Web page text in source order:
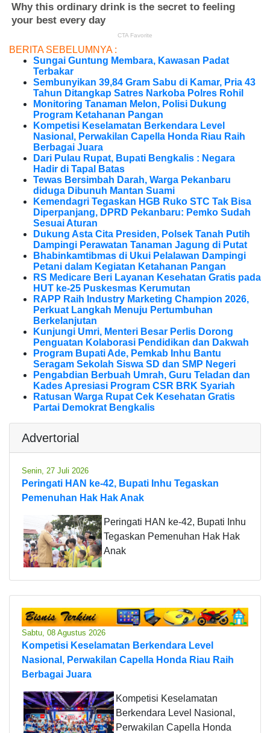
BERITA SEBELUMNYA :
Sungai Guntung Membara, Kawasan Padat
Terbakar
Sembunyikan 39,84 Gram Sabu di Kamar, Pria 43
Tahun Ditangkap Satres Narkoba Polres Rohil
Monitoring Tanaman Melon, Polisi Dukung
Program Ketahanan Pangan
Kompetisi Keselamatan Berkendara Level
Nasional, Perwakilan Capella Honda Riau Raih
Berbagai Juara
Dari Pulau Rupat, Bupati Bengkalis : Negara
Hadir di Tapal Batas
Tewas Bersimbah Darah, Warga Pekanbaru
diduga Dibunuh Mantan Suami
Kemendagri Tegaskan HGB Ruko STC Tak Bisa
Diperpanjang, DPRD Pekanbaru: Pemko Sudah
Sesuai Aturan
Dukung Asta Cita Presiden, Polsek Tanah Putih
Dampingi Perawatan Tanaman Jagung di Putat
Bhabinkamtibmas di Ukui Pelalawan Dampingi
Petani dalam Kegiatan Ketahanan Pangan
RS Medicare Beri Layanan Kesehatan Gratis pada
HUT ke-25 Puskesmas Kerumutan
RAPP Raih Industry Marketing Champion 2026,
Perkuat Langkah Menuju Pertumbuhan
Berkelanjutan
Kunjungi Umri, Menteri Besar Perlis Dorong
Penguatan Kolaborasi Pendidikan dan Dakwah
Program Bupati Ade, Pemkab Inhu Bantu
Seragam Sekolah Siswa SD dan SMP Negeri
Pengabdian Berbuah Umrah, Guru Teladan dan
Kades Apresiasi Program CSR BRK Syariah
Ratusan Warga Rupat Cek Kesehatan Gratis
Partai Demokrat Bengkalis
Advertorial
Senin, 27 Juli 2026
Peringati HAN ke-42, Bupati Inhu Tegaskan
Pemenuhan Hak Hak Anak
Peringati HAN ke-42, Bupati Inhu
Tegaskan Pemenuhan Hak Hak
Anak
Sabtu, 08 Agustus 2026
Kompetisi Keselamatan Berkendara Level
Nasional, Perwakilan Capella Honda Riau Raih
Berbagai Juara
Kompetisi Keselamatan
Berkendara Level Nasional,
Perwakilan Capella Honda